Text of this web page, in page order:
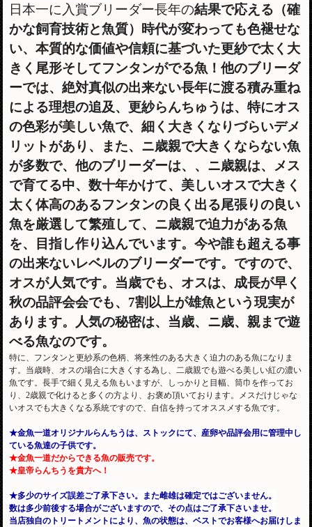
日本一に入賞ブリーダー長年の結果で応える（確
かな飼育技術と魚質）時代が変わっても色褪せな
い、本質的な価値や信頼に基づいた更紗で太く大
きく尾形そしてフンタンがでる魚！他のブリーダ
ーでは、絶対真似の出来ない長年に渡る積み重ね
による理想の追及、更紗らんちゅうは、特にオス
の色彩が美しい魚で、細く大きくなりづらいデメ
リットがあり、また、ニ歳親で大きくならない魚
が多数で、他のブリーダーは、、ニ歳親は、メス
で育てる中、数十年かけて、美しいオスで大きく
太く体高のあるフンタンの良く出る尾張りの良い
魚を厳選して繁殖して、ニ歳親で迫力がある魚
を、目指し作り込んでいます。今や誰も超える事
の出来ないレベルのブリーダーです。ですので、
オスが人気です。当歳でも、オスは、成長が早く
秋の品評会会でも、7割以上が雄魚という現実が
あります。人気の秘密は、当歳、ニ歳、親まで遊
べる魚なのです。
特に、フンタンと更紗系の色柄、将来性のある大きく迫力のある魚になりま
す。当歳時、オスの場合に大きくする為し、二歳親でも遊べる美しい紅の濃い
魚です。長手で細く見える魚もいますが、しっかりと目幅、筒巾を作ってお
り、2歳親で化けると多くの方より、お褒め頂いております。メスだけじゃな
いオスでも大きくなる系統ですので、自信を持ってオススメする魚です。
★金魚一道オリジナルらんちうは、ストックにて、産卵や品評会用に管理中し
ている魚達の子供です。
★金魚一道だからできる魚の販売です。
★皇帝らんちうを貴方へ！
★多少のサイズ誤差ご了承下さい。また雌雄は確定ではございません。
数は多少前後する場合がございますので、その点はご了承下さいませ。
当店独自のトリートメントにより、魚の状態は、ベストでお客様へお届けしま